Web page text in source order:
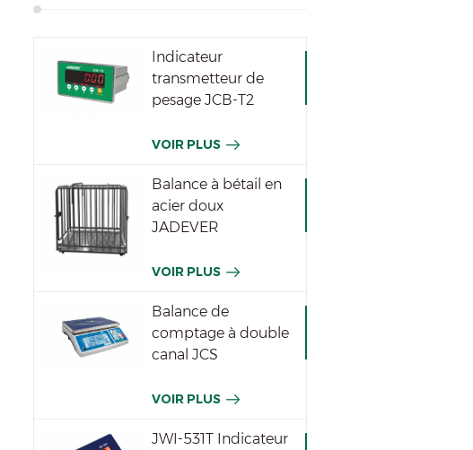
Indicateur
transmetteur de
pesage JCB-T2
VOIR PLUS
Balance à bétail en
acier doux
JADEVER
VOIR PLUS
Balance de
comptage à double
canal JCS
VOIR PLUS
JWI-531T Indicateur